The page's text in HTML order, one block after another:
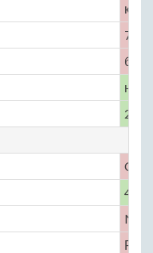
7
нет
2
C
4
No